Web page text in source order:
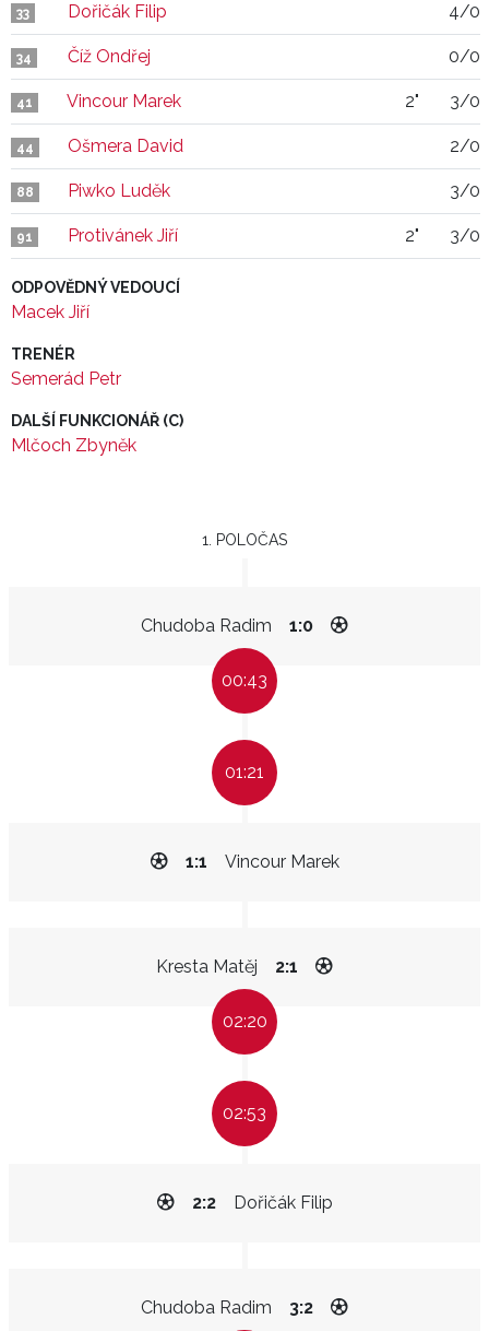
33 Dořičák Filip 4/0
34 Číž Ondřej 0/0
41 Vincour Marek 2" 3/0
44 Ošmera David 2/0
88 Piwko Luděk 3/0
91 Protivánek Jiří 2" 3/0
ODPOVĚDNÝ VEDOUCÍ
Macek Jiří
TRENÉR
Semerád Petr
DALŠÍ FUNKCIONÁŘ (C)
Mlčoch Zbyněk
1. POLOČAS
Chudoba Radim 1:0
00:43
01:21
Vincour Marek
1:1
Kresta Matěj 2:1
02:20
02:53
Dořičák Filip
2:2
Chudoba Radim 3:2